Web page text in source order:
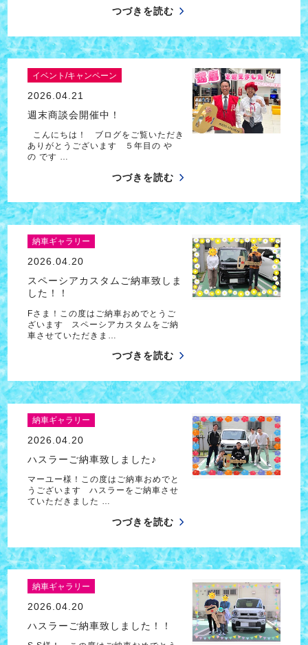
つづきを読む
イベント/キャンペーン
2026.04.21
週末商談会開催中！
こんにちは！ ブログをご覧いただき
ありがとうございます ５年目の や
の です …
つづきを読む
納車ギャラリー
2026.04.20
スペーシアカスタムご納車致しま
した！！
Fさま！この度はご納車おめでとうご
ざいます スペーシアカスタムをご納
車させていただきま…
つづきを読む
納車ギャラリー
2026.04.20
ハスラーご納車致しました♪
マーユー様！この度はご納車おめでと
うございます ハスラーをご納車させ
ていただきました …
つづきを読む
納車ギャラリー
2026.04.20
ハスラーご納車致しました！！